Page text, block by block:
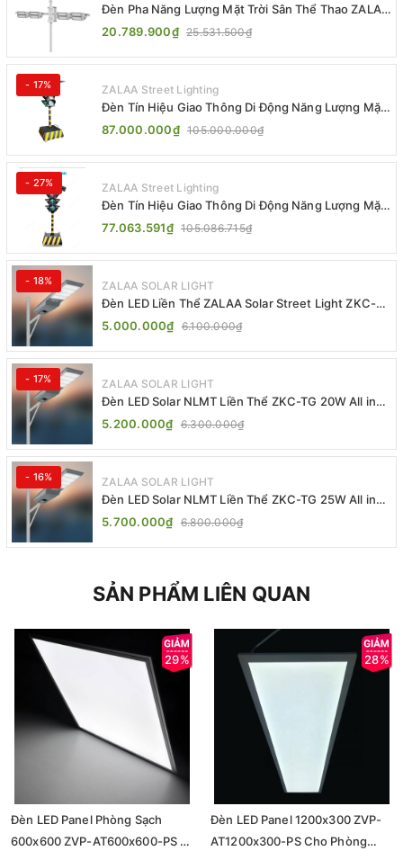
Đèn Pha Năng Lượng Mặt Trời Sân Thể Thao ZALAA
Jsc Chống Nước IP65 Cao Cấp
20.789.900₫ 25.531.500₫
- 17% ZALAA Street Lighting
Đèn Tín Hiệu Giao Thông Di Động Năng Lượng Mặt
Trời ZALAA ZL-300A-D
87.000.000₫ 105.000.000₫
- 27% ZALAA Street Lighting
Đèn Tín Hiệu Giao Thông Di Động Năng Lượng Mặt
Trời ZALAA ZL-409300C
77.063.591₫ 105.086.715₫
- 18% ZALAA SOLAR LIGHT
Đèn LED Liền Thể ZALAA Solar Street Light ZKC-
TG 20W 25W 30W All In One
5.000.000₫ 6.100.000₫
- 17% ZALAA SOLAR LIGHT
Đèn LED Solar NLMT Liền Thể ZKC-TG 20W All in
One | ZALAA Street Light
5.200.000₫ 6.300.000₫
- 16% ZALAA SOLAR LIGHT
Đèn LED Solar NLMT Liền Thể ZKC-TG 25W All in
One | ZALAA Street Light
5.700.000₫ 6.800.000₫
SẢN PHẨM LIÊN QUAN
29%
Đèn LED Panel Phòng Sạch
600x600 ZVP-AT600x600-PS -
28%
Đèn LED Panel 1200x300 ZVP-
AT1200x300-PS Cho Phòng